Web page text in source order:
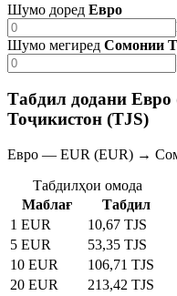
Шумо доред Евро
Шумо мегиред Сомонии
Табдил додани
Тоҷикистон (TJS)
Евро — EUR (EUR) →
Табдилҳои омода
Маблағ
Табдил
1 EUR
10,67 TJS
5 EUR
53,35 TJS
10 EUR
106,71 TJS
20 EUR
213,42 TJS